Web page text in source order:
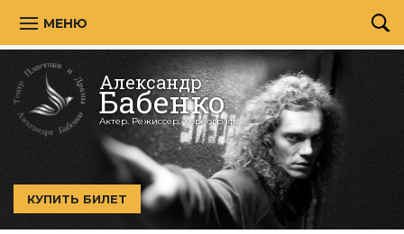
МЕНЮ
Александр
Бабенко
Актер. Режиссёр. Хореограф.
КУПИТЬ БИЛЕТ